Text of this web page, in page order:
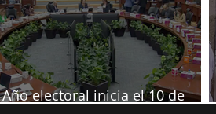
Año electoral inicia el 10 de